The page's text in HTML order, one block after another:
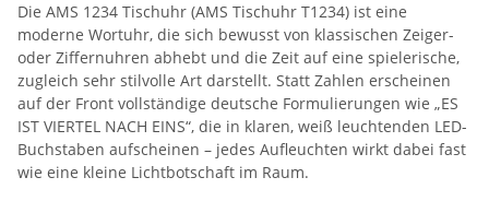
Die AMS 1234 Tischuhr (AMS Tischuhr T1234) ist eine
moderne Wortuhr, die sich bewusst von klassischen Zeiger-
oder Ziffernuhren abhebt und die Zeit auf eine spielerische,
zugleich sehr stilvolle Art darstellt. Statt Zahlen erscheinen
auf der Front vollständige deutsche Formulierungen wie „ES
IST VIERTEL NACH EINS“, die in klaren, weiß leuchtenden LED-
Buchstaben aufscheinen – jedes Aufleuchten wirkt dabei fast
wie eine kleine Lichtbotschaft im Raum.